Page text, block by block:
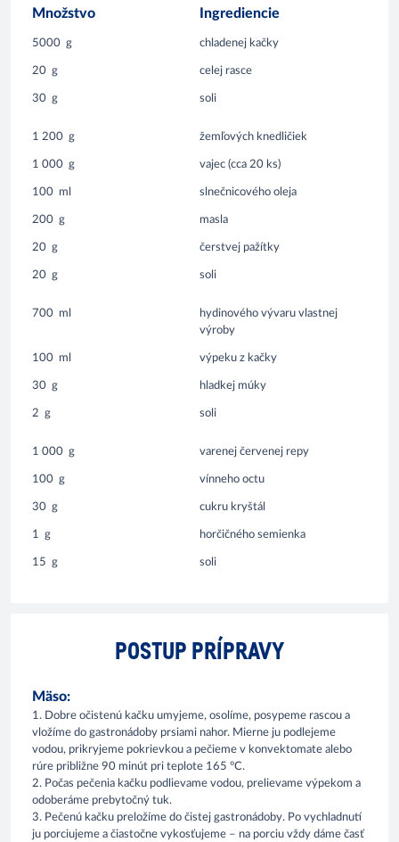
Množstvo Ingrediencie
5000 g chladenej kačky
20 g celej rasce
30 g soli
1 200 g žemľových knedličiek
1 000 g vajec (cca 20 ks)
100 ml slnečnicového oleja
200 g masla
20 g čerstvej pažítky
20 g soli
700 ml
hydinového vývaru vlastnej
výroby
100 ml výpeku z kačky
30 g hladkej múky
2 g soli
1 000 g varenej červenej repy
100 g vínneho octu
30 g cukru kryštál
1 g horčičného semienka
15 g soli
POSTUP PRÍPRAVY
Mäso:
1. Dobre očistenú kačku umyjeme, osolíme, posypeme rascou a
vložíme do gastronádoby prsiami nahor. Mierne ju podlejeme
vodou, prikryjeme pokrievkou a pečieme v konvektomate alebo
rúre približne 90 minút pri teplote 165 °C.
2. Počas pečenia kačku podlievame vodou, prelievame výpekom a
odoberáme prebytočný tuk.
3. Pečenú kačku preložíme do čistej gastronádoby. Po vychladnutí
ju porciujeme a čiastočne vykosťujeme – na porciu vždy dáme časť